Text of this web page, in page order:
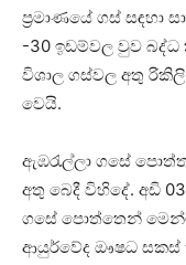
ප්‍රමාණයේ ගස්‌ සඳහා
-30 ඉඩම්වල වුව බද්ධ
විශාල ගස්‌වල අතු
වෙයි.
ඇඹරැල්ලා ගසේ
අතු බෙදී විහිදේ. අඩි
ගසේ පොත්තෙන්
ආයුර්වේද ඖෂධ සකස්‌